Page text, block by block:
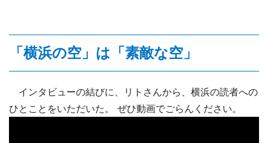
「横浜の空」は「素敵な空」
インタビューの結びに、リトさんから、横浜の読者への
ひとことをいただいた。 ぜひ動画でごらんください。